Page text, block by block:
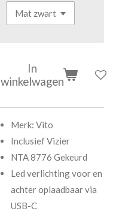
In
winkelwagen
Merk: Vito
Inclusief Vizier
NTA 8776 Gekeurd
Led verlichting voor en
achter oplaadbaar via
USB-C